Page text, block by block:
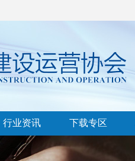
行业资讯 下载专区